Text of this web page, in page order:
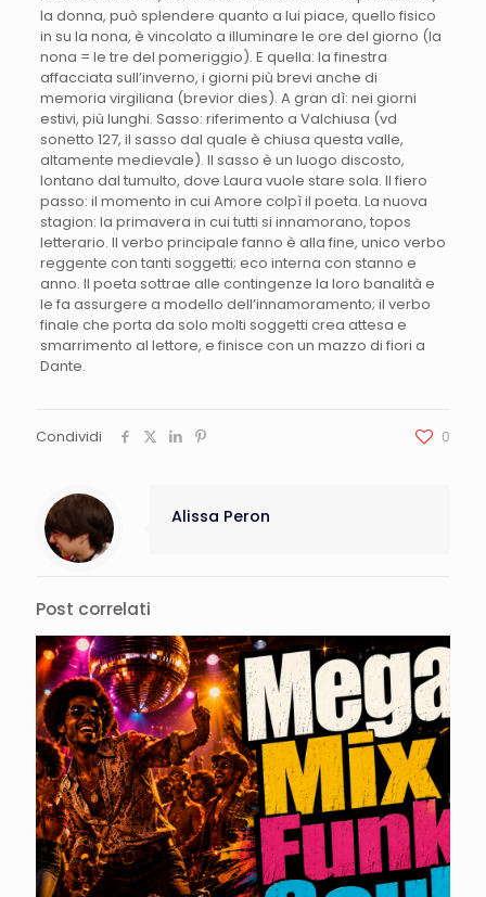
la donna, può splendere quanto a lui piace, quello fisico
in su la nona, è vincolato a illuminare le ore del giorno (la
nona = le tre del pomeriggio). E quella: la finestra
affacciata sull’inverno, i giorni più brevi anche di
memoria virgiliana (brevior dies). A gran dì: nei giorni
estivi, più lunghi. Sasso: riferimento a Valchiusa (vd
sonetto 127, il sasso dal quale è chiusa questa valle,
altamente medievale). Il sasso è un luogo discosto,
lontano dal tumulto, dove Laura vuole stare sola. Il fiero
passo: il momento in cui Amore colpì il poeta. La nuova
stagion: la primavera in cui tutti si innamorano, topos
letterario. Il verbo principale fanno è alla fine, unico verbo
reggente con tanti soggetti; eco interna con stanno e
anno. Il poeta sottrae alle contingenze la loro banalità e
le fa assurgere a modello dell’innamoramento; il verbo
finale che porta da solo molti soggetti crea attesa e
smarrimento al lettore, e finisce con un mazzo di fiori a
Dante.
Condividi 0
Alissa Peron
Post correlati